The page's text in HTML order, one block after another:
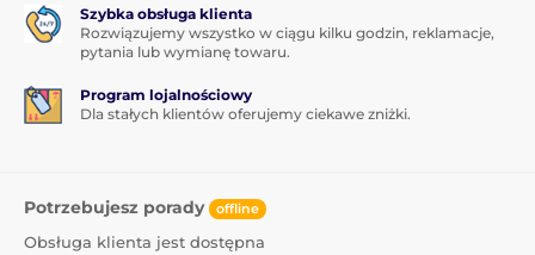
Szybka obsługa klienta
Rozwiązujemy wszystko w ciągu kilku godzin, reklamacje,
pytania lub wymianę towaru.
Program lojalnościowy
Dla stałych klientów oferujemy ciekawe zniżki.
Potrzebujesz porady offline
Obsługa klienta jest dostępna